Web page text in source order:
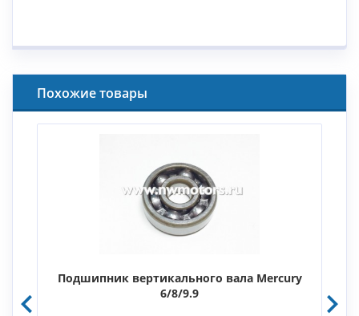
Похожие товары
Подшипник вертикального вала Mercury
6/8/9.9